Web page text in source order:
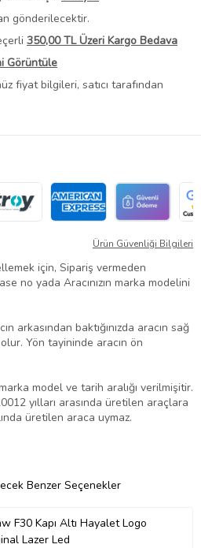
gönderilecektir.
350,00 TL Üzeri Kargo Bedava
Görüntüle
fiyat bilgileri, satıcı tarafından
Ürün Güvenliği Bilgileri
için, Sipariş vermeden
no yada Aracınızın marka modelini
arkasından baktığınızda aracın sağ
Yön tayininde aracın ön
model ve tarih aralığı verilmişitir.
yılları arasında üretilen araçlara
üretilen araca uymaz.
Benzer Seçenekler
F30 Kapı Altı Hayalet Logo
Lazer Led